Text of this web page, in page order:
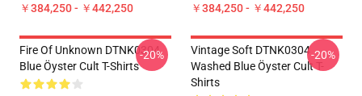
￥384,250 - ￥442,250 ￥384,250 - ￥442,250
Fire Of Unknown DTNK0304
Blue Öyster Cult T-Shirts
-20%
Vintage Soft DTNK0304
Washed Blue Öyster Cult T-
Shirts
-20%